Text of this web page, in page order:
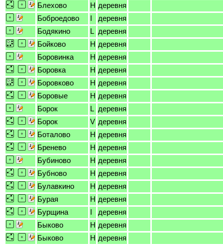
Блехово
H деревня
Боброедово
I
деревня
Бодякино
L деревня
Бойково
H деревня
Боровинка
H деревня
Боровка
H деревня
Боровково
H деревня
Боровые
H деревня
Борок
L деревня
Борок
V деревня
Боталово
H деревня
Бренево
H деревня
Бубиново
H деревня
Бубново
H деревня
Булавкино
H деревня
Бурая
H деревня
Бурщина
I
деревня
Быково
H деревня
Быково
H деревня